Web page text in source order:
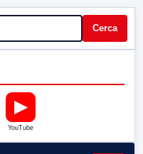
Cerca
▶
YouTube